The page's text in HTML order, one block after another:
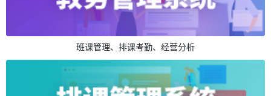
班课管理、排课考勤、经营分析